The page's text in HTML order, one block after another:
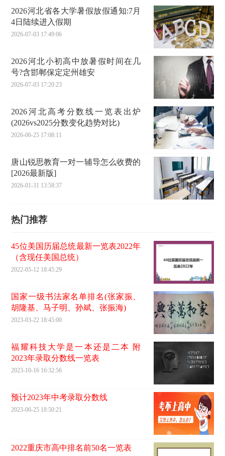
2026河北省各大学暑假放假通知:7月
4日陆续进入假期
2026-07-03 17:49:06
2026河北小初高中放暑假时间在几
号?含邯郸保定定州雄安
2026-07-03 17:20:23
2026河北高考分数线一览表出炉
(2026vs2025分数变化趋势对比)
2026-06-25 17:08:11
唐山锐思教育一对一辅导怎么收费的
[2026最新版]
2026-01-31 13:58:37
热门推荐
45位美国历届总统最新一览表2022年
（含现任美国总统）
2022-05-12 18:45:29
国家一级书法家名单排名(张家振、
胡隆基、马子明、孙斌、张振海)
2023-03-22 18:45:00
福耀科技大学是一本还是二本 附
2023年录取分数线一览表
2023-10-16 16:32:56
预计2023年中考录取分数线
2023-06-25 18:50:21
2022重庆市高中排名前50名一览表